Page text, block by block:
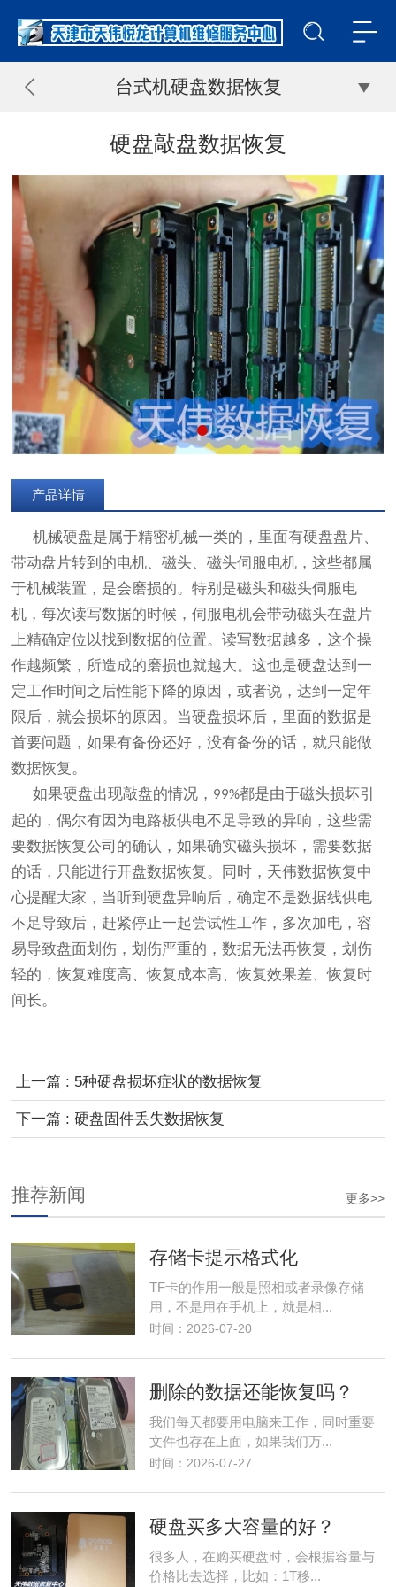
台式机硬盘数据恢复
硬盘敲盘数据恢复
产品详情
机械硬盘是属于精密机械一类的，里面有硬盘盘片、
带动盘片转到的电机、磁头、磁头伺服电机，这些都属
于机械装置，是会磨损的。特别是磁头和磁头伺服电
机，每次读写数据的时候，伺服电机会带动磁头在盘片
上精确定位以找到数据的位置。读写数据越多，这个操
作越频繁，所造成的磨损也就越大。这也是硬盘达到一
定工作时间之后性能下降的原因 ，或者说，达到一定年
限后，就会损坏的原因。当硬盘损坏后，里面的数据是
首要问题，如果有备份还好，没有备份的话，就只能做
数据恢复。
如果硬盘出现敲盘的情况 ， 99%都是由于磁头损坏引
起的，偶尔有因为电路板供电不足导致的异响，这些需
要数据恢复公司的确认，如果确实磁头损坏，需要数据
的话，只能进行开盘数据恢复。同时，天伟数据恢复中
心提醒大家，当听到硬盘异响后，确定不是数据线供电
不足导致后，赶紧停止一起尝试性工作，多次加电，容
易导致盘面划伤，划伤严重的，数据无法再恢复，划伤
轻的，恢复难度高、恢复成本高、恢复效果差、恢复时
间长。
上一篇 : 5种硬盘损坏症状的数据恢复
下一篇 : 硬盘固件丢失数据恢复
更多>>
推荐新闻
存储卡提示格式化
TF卡的作用一般是照相或者录像存储
用，不是用在手机上，就是相...
时间：2026-07-20
删除的数据还能恢复吗？
我们每天都要用电脑来工作，同时重要
文件也存在上面，如果我们万...
时间：2026-07-27
硬盘买多大容量的好？
很多人，在购买硬盘时，会根据容量与
价格比去选择，比如：1T移...